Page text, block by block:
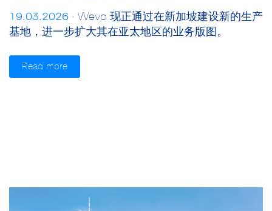
19.03.2026 · Wevo 现正通过在新加坡建设新的生产
基地，进一步扩大其在亚太地区的业务版图。
Read more